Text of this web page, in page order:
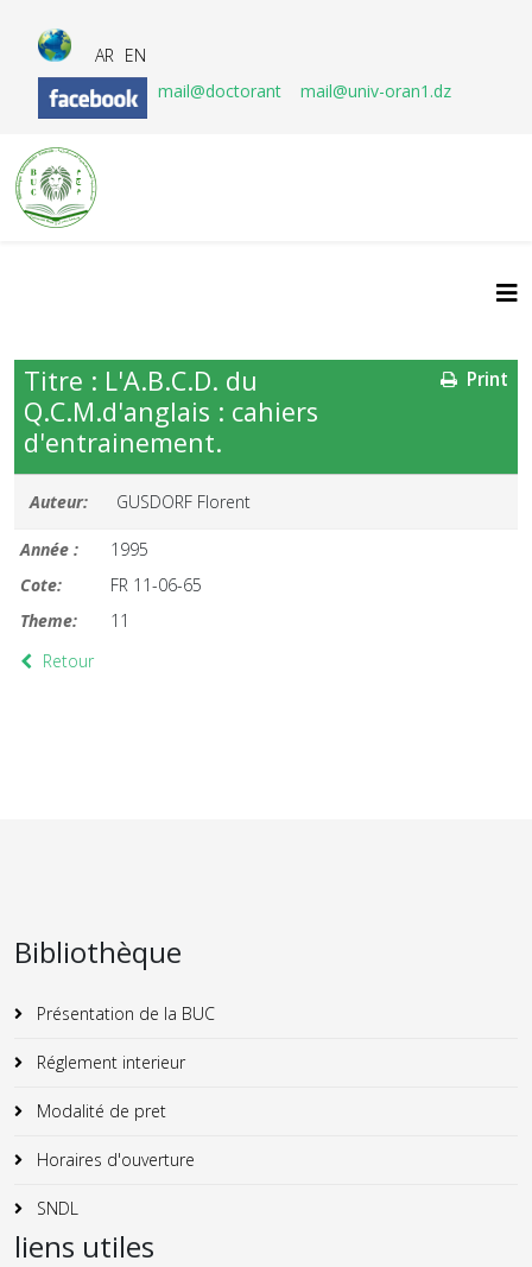
AR EN
mail@doctorant
mail@univ-oran1.dz
Print
Titre : L'A.B.C.D. du
Q.C.M.d'anglais : cahiers
d'entrainement.
Auteur: GUSDORF Florent
Année :
1995
Cote:
FR 11-06-65
Theme:
11
Retour
Bibliothèque
Présentation de la BUC
Réglement interieur
Modalité de pret
Horaires d'ouverture
SNDL
liens utiles